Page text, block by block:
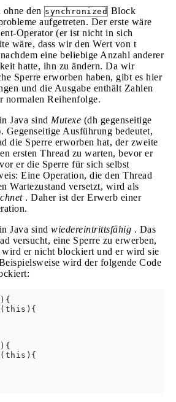
den synchronized Block
aufgetreten. Der erste wäre
Operator (er ist nicht in sich
wäre, dass wir den Wert von t
eine beliebige Anzahl anderer
hatte, ihn zu ändern. Da wir
Sperre erworben haben, gibt es hier
und die Ausgabe enthält Zahlen
normalen Reihenfolge.
Java sind Mutexe (dh gegenseitige
Gegenseitige Ausführung bedeutet,
die Sperre erworben hat, der zweite
ersten Thread zu warten, bevor er
er die Sperre für sich selbst
Eine Operation, die den Thread
Wartezustand versetzt, wird als
. Daher ist der Erwerb einer
Java sind wiedereintrittsfähig . Das
versucht, eine Sperre zu erwerben,
wird er nicht blockiert und er wird sie
wird der folgende Code